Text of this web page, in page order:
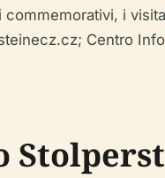
commemorativi, i
Centro